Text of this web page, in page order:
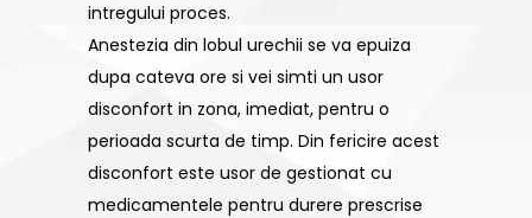
intregului proces.
Anestezia din lobul urechii se va epuiza
dupa cateva ore si vei simti un usor
disconfort in zona, imediat, pentru o
perioada scurta de timp. Din fericire acest
disconfort este usor de gestionat cu
medicamentele pentru durere prescrise